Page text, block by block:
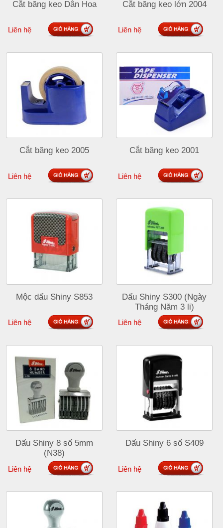
Cắt băng keo Dân Hoa
Liên hệ
Cắt băng keo lớn 2004
Liên hệ
Cắt băng keo 2005
Liên hệ
Cắt băng keo 2001
Liên hệ
Mộc dấu Shiny S853
Liên hệ
Dấu Shiny S300 (Ngày
Tháng Năm 3 li)
Liên hệ
Dấu Shiny 8 số 5mm
(N38)
Liên hệ
Dấu Shiny 6 số S409
Liên hệ